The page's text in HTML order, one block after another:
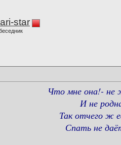
star
Что мне она!- не
И не
Так отчего ж
Спать не